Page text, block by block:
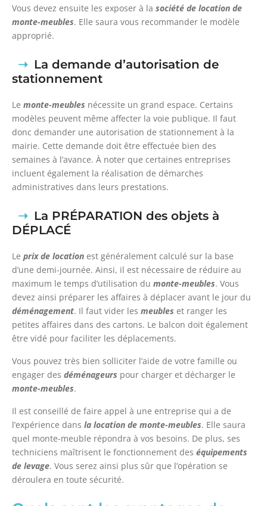
Vous devez ensuite les exposer à la société de location de
monte-meubles. Elle saura vous recommander le modèle
approprié.
La demande d’autorisation de
stationnement
Le monte-meubles nécessite un grand espace. Certains
modèles peuvent même affecter la voie publique. Il faut
donc demander une autorisation de stationnement à la
mairie. Cette demande doit être effectuée bien des
semaines à l’avance. À noter que certaines entreprises
incluent également la réalisation de démarches
administratives dans leurs prestations.
La PRÉPARATION des objets à
DÉPLACÉ
Le prix de location est généralement calculé sur la base
d’une demi-journée. Ainsi, il est nécessaire de réduire au
maximum le temps d’utilisation du monte-meubles. Vous
devez ainsi préparer les affaires à déplacer avant le jour du
déménagement. Il faut vider les meubles et ranger les
petites affaires dans des cartons. Le balcon doit également
être vidé pour faciliter les déplacements.
Vous pouvez très bien solliciter l’aide de votre famille ou
engager des déménageurs pour charger et décharger le
monte-meubles.
Il est conseillé de faire appel à une entreprise qui a de
l’expérience dans la location de monte-meubles. Elle saura
quel monte-meuble répondra à vos besoins. De plus, ses
techniciens maîtrisent le fonctionnement des équipements
de levage. Vous serez ainsi plus sûr que l’opération se
déroulera en toute sécurité.